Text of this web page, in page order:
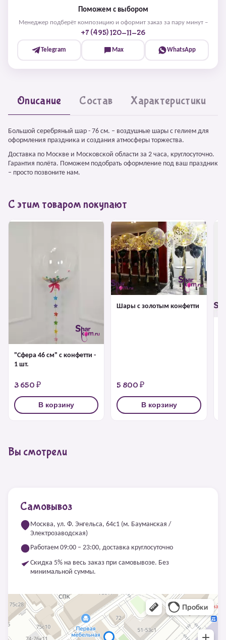
Поможем с выбором
Менеджер подберёт композицию и оформит заказ за пару минут –
+7 (495) 120-11-26
Telegram Max WhatsApp
Описание Состав Характеристики
Большой серебряный шар - 76 см. – воздушные шары с гелием для
оформления праздника и создания атмосферы торжества.
Доставка по Москве и Московской области за 2 часа, круглосуточно.
Гарантия полёта. Поможем подобрать оформление под ваш праздник
– просто позвоните нам.
С этим товаром покупают
"Сфера 46 см" с конфетти -
1 шт.
3 650 ₽
В корзину
Шары с золотым конфетти
5 800 ₽
В корзину
Вы смотрели
Самовывоз
Москва, ул. Ф. Энгельса, 64с1 (м. Бауманская /
Электрозаводская)
Работаем 09:00 – 23:00, доставка круглосуточно
Скидка 5% на весь заказ при самовывозе. Без
минимальной суммы.